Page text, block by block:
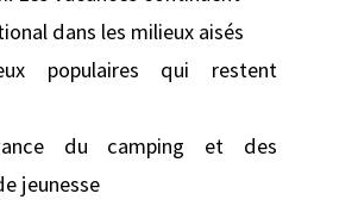
dans les milieux aisés
populaires qui restent
du camping et des
jeunesse